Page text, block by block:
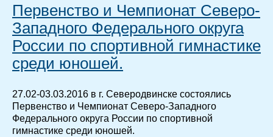
Первенство и Чемпионат Северо-
Западного Федерального округа
России по спортивной гимнастике
среди юношей.
27.02-03.03.2016 в г. Северодвинске состоялись
Первенство и Чемпионат Северо-Западного
Федерального округа России по спортивной
гимнастике среди юношей.